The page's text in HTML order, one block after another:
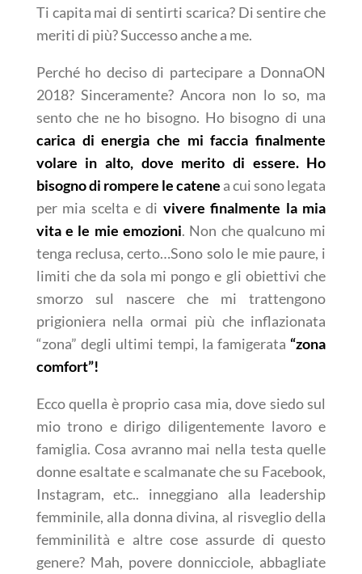
Ti capita mai di sentirti scarica? Di sentire che
meriti di più? Successo anche a me.
Perché ho deciso di partecipare a DonnaON
2018?Sinceramente? Ancora non lo so, ma
sento che ne ho bisogno. Ho bisogno di una
carica di energia che mi faccia finalmente
volare in alto, dove merito di essere. Ho
bisogno di rompere le catene a cui sono legata
per mia scelta e di vivere finalmente la mia
vita e le mie emozioni. Non che qualcuno mi
tenga reclusa, certo…Sono solo le mie paure, i
limiti che da sola mi pongo e gli obiettivi che
smorzo sul nascere che mi trattengono
prigioniera nella ormai più che inflazionata
“zona” degli ultimi tempi, la famigerata “zona
comfort”!
Ecco quella è proprio casa mia, dove siedo sul
mio trono e dirigo diligentemente lavoro e
famiglia. Cosa avranno mai nella testa quelle
donne esaltate e scalmanate che su Facebook,
Instagram, etc.. inneggiano alla leadership
femminile, alla donna divina, al risveglio della
femminilità e altre cose assurde di questo
genere? Mah, povere donnicciole, abbagliate